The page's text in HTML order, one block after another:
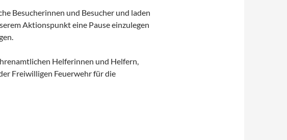
Besucherinnen und Besucher und laden
Aktionspunkt eine Pause einzulegen
Helferinnen und Helfern,
Freiwilligen Feuerwehr für die